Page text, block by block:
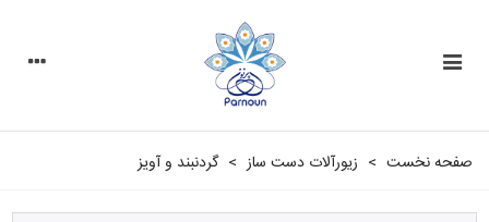
صفحه نخست > زیورآلات دست ساز > گردنبند و آویز